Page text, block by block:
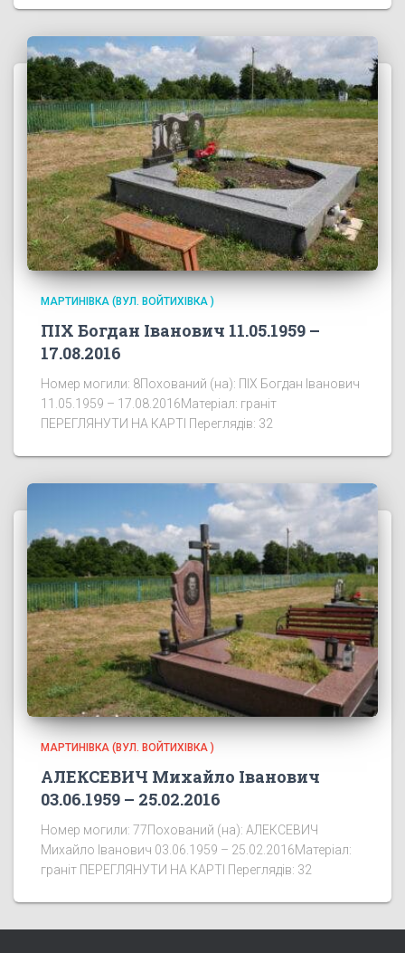
МАРТИНІВКА (ВУЛ. ВОЙТИХІВКА )
ПІХ Богдан Іванович 11.05.1959 –
17.08.2016
Номер могили: 8Похований (на): ПІХ Богдан Іванович
11.05.1959 – 17.08.2016Матеріал: граніт
ПЕРЕГЛЯНУТИ НА КАРТІ Переглядів: 32
МАРТИНІВКА (ВУЛ. ВОЙТИХІВКА )
АЛЕКСЕВИЧ Михайло Іванович
03.06.1959 – 25.02.2016
Номер могили: 77Похований (на): АЛЕКСЕВИЧ
Михайло Іванович 03.06.1959 – 25.02.2016Матеріал:
граніт ПЕРЕГЛЯНУТИ НА КАРТІ Переглядів: 32